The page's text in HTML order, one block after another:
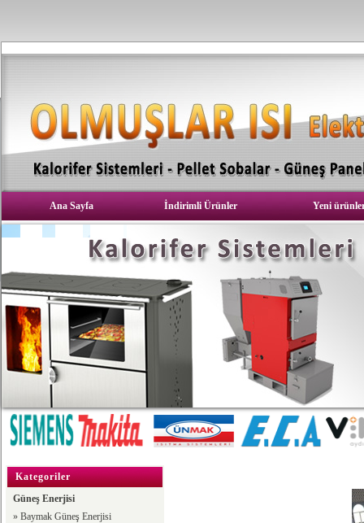
Ana Sayfa İndirimli Ürünler Yeni
Kategoriler
Güneş Enerjisi
» Baymak Güneş Enerjisi